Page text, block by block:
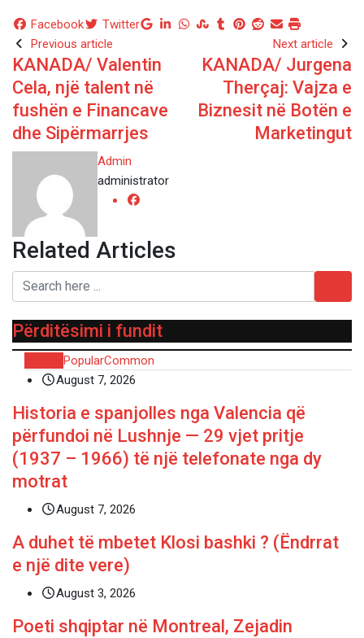
Facebook Twitter Google+
LinkedIn
Whatsapp
StumbleUpon
TumblrPinterest
RedditShare
via
Email
Previous article
KANADA/ Valentin
Cela, një talent në
fushën e Financave
dhe Sipërmarrjes
Next article
KANADA/ Jurgena
Therçaj: Vajza e
Biznesit në Botën e
Marketingut
Admin
administrator
Related Articles
Përditësimi i fundit
PopularCommon
August 7, 2026
Historia e spanjolles nga Valencia që
përfundoi në Lushnje — 29 vjet pritje
(1937 – 1966) të një telefonate nga dy
motrat
August 7, 2026
A duhet të mbetet Klosi bashki ? (Ëndrrat
e një dite vere)
August 3, 2026
Poeti shqiptar në Montreal, Zejadin